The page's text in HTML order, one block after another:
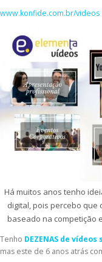
www.konfide.com.br/videos
Há muitos anos tenho
digital, pois percebo que
baseado na competição
Tenho DEZENAS de vídeos
mas este de 6 anos atrás